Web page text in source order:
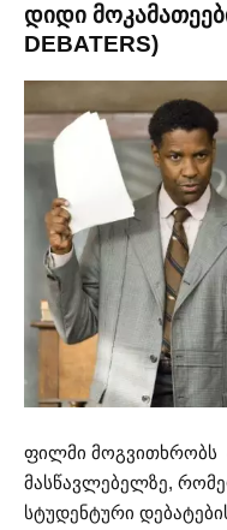
დიდი
DEBATERS)
ფილმი მოგვითხრობს
მასწავლებელზე,
სტუდენტური